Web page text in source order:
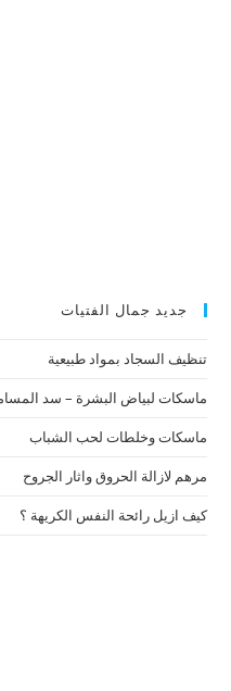
جديد جمال الفتيات
تنظيف السجاد بمواد طبيعية
ماسكات لبياض البشرة – سد
ماسكات وخلطات لحب الشباب
مرهم لازالة الحروق واثار الجروح
كيف ازيل رائحة النفس الكريهة ؟